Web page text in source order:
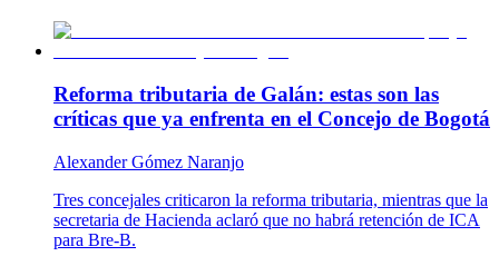
Reforma tributaria de Galán: estas son las
críticas que ya enfrenta en el Concejo de Bogotá
Alexander Gómez Naranjo
Tres concejales criticaron la reforma tributaria, mientras que la
secretaria de Hacienda aclaró que no habrá retención de ICA
para Bre-B.